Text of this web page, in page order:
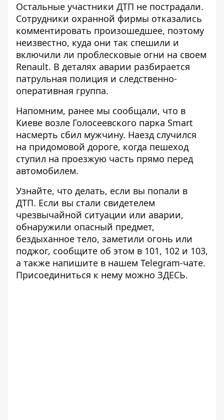
Остальные участники ДТП не пострадали.
Сотрудники охранной фирмы отказались
комментировать произошедшее, поэтому
неизвестно, куда они так спешили и
включили ли проблесковые огни на своем
Renault. В деталях аварии разбирается
патрульная полиция и следственно-
оперативная группа.
Напомним, ранее мы сообщали, что в
Киеве возле Голосеевского парка Smart
насмерть сбил мужчину. Наезд случился
на придомовой дороге, когда пешеход
ступил на проезжую часть прямо перед
автомобилем.
Узнайте, что делать, если вы попали в
ДТП. Если вы стали свидетелем
чрезвычайной ситуации или аварии,
обнаружили опасный предмет,
бездыханное тело, заметили огонь или
поджог, сообщите об этом в 101, 102 и 103,
а также напишите в нашем Telegram-чате.
Присоединиться к нему можно ЗДЕСЬ.